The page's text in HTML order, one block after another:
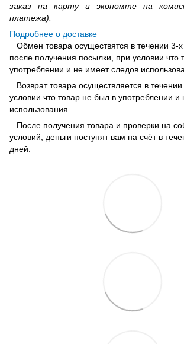
заказ на карту и экономте на
платежа).
Подробнее о доставке
Обмен товара осуществятся в течении 3-
после получения посылки, при условии что
употреблении и не имеет следов
Возврат товара осуществляется в
условии что товар не был в употреблении и
использования.
После получения товара и проверки на
условий, деньги поступят вам на счёт в
дней.